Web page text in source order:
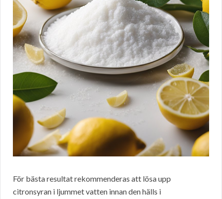
För bästa resultat rekommenderas att lösa upp
citronsyran i ljummet vatten innan den hälls i